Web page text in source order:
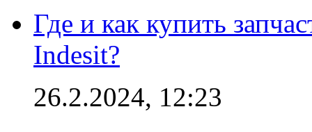
Где и как купить
Indesit?
26.2.2024, 12:23